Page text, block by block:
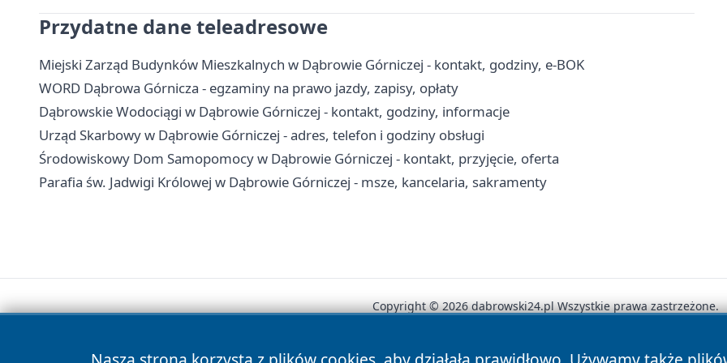
Przydatne dane teleadresowe
Miejski Zarząd Budynków Mieszkalnych w Dąbrowie Górniczej - kontakt, godziny, e-BOK
WORD Dąbrowa Górnicza - egzaminy na prawo jazdy, zapisy, opłaty
Dąbrowskie Wodociągi w Dąbrowie Górniczej - kontakt, godziny, informacje
Urząd Skarbowy w Dąbrowie Górniczej - adres, telefon i godziny obsługi
Środowiskowy Dom Samopomocy w Dąbrowie Górniczej - kontakt, przyjęcie, oferta
Parafia św. Jadwigi Królowej w Dąbrowie Górniczej - msze, kancelaria, sakramenty
Copyright © 2026 dabrowski24.pl Wszystkie prawa zastrzeżone.